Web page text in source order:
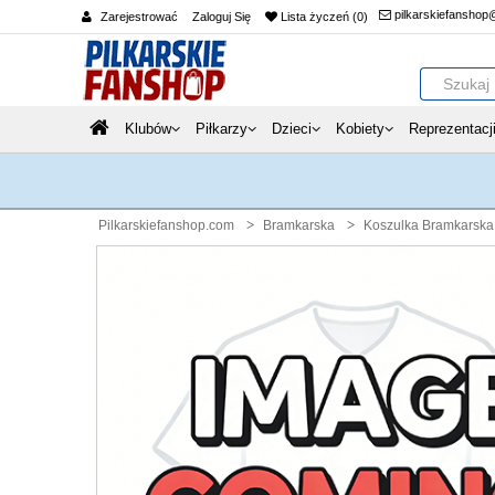
Zarejestrować Zaloguj Się Lista życzeń (0)
Klubów Piłkarzy Dzieci Kobiety Reprezentacji
Pilkarskiefanshop.com Bramkarska Koszulka